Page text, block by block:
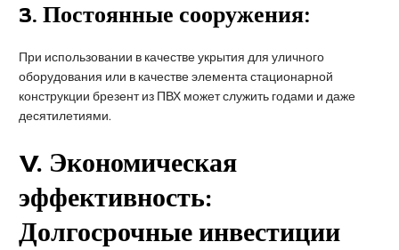
3.Постоянные сооружения:
При использовании в качестве укрытия для уличного
оборудования или в качестве элемента стационарной
конструкции брезент из ПВХ может служить годами и даже
десятилетиями.
V. Экономическая
эффективность:
Долгосрочные инвестиции